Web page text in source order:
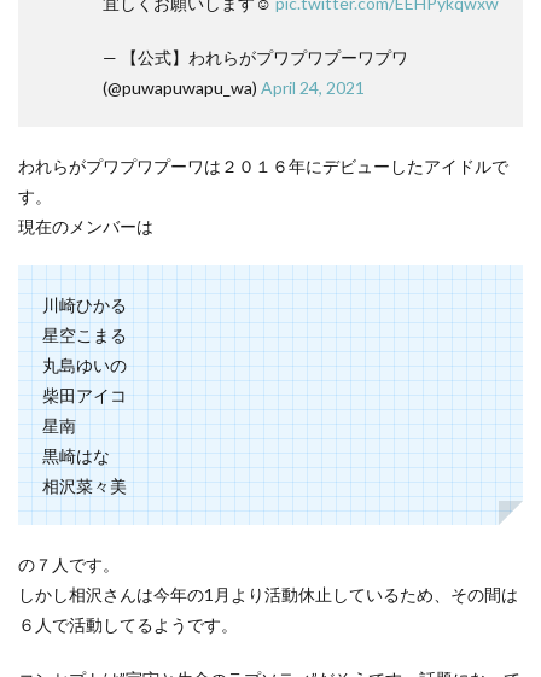
— 【公式】われらがプワプワプーワプワ
(@puwapuwapu_wa) April 24, 2021
われらがプワプワプーワは２０１６年にデビューしたアイドルで
す。
現在のメンバーは
川崎ひかる
星空こまる
丸島ゆいの
柴田アイコ
星南
黒崎はな
相沢菜々美
の７人です。
しかし相沢さんは今年の1月より活動休止しているため、その間は
６人で活動してるようです。